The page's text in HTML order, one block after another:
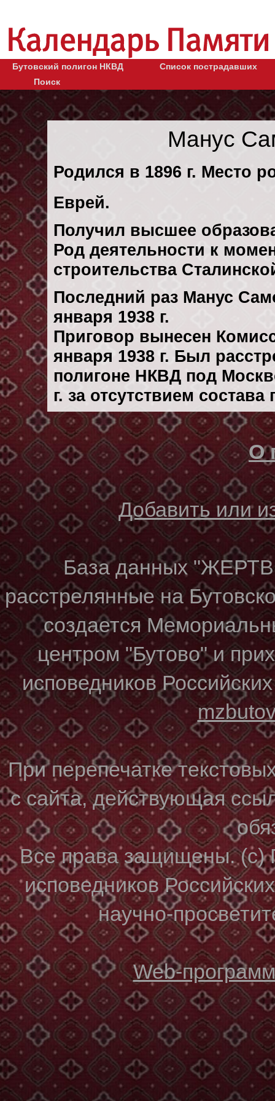
Бутовский полигон НКВД
Список пострадавших
Поиск
Манус
Родился в 1896 г. Место
Еврей.
Получил высшее
Род деятельности к
строительства
Последний раз Манус
января 1938 г.
Приговор вынесен
января 1938 г. Был
полигоне НКВД под
г. за отсутствием
О
Добавить или
База данных
расстрелянные на
создается
центром "Бутово" и
исповедников
При перепечатке
с сайта, действующая
Все права защищены. (с)
исповедников
научно-
Web-